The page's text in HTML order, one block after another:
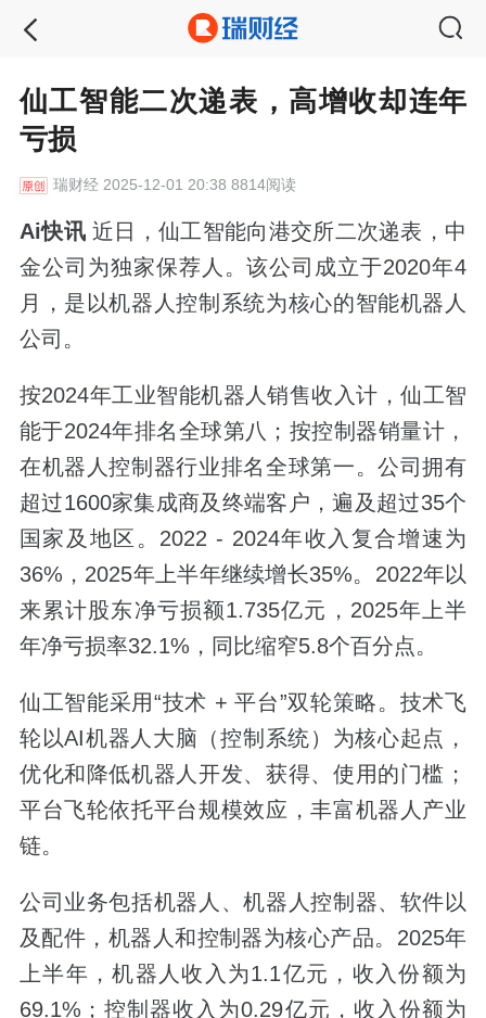
仙工智能二次递表，高增收却连年
亏损
瑞财经2025-12-01 20:38 8814阅读
Ai快讯近日，仙工智能向港交所二次递表，中
金公司为独家保荐人。该公司成立于2020年4
月，是以机器人控制系统为核心的智能机器人
公司。
按2024年工业智能机器人销售收入计，仙工智
能于2024年排名全球第八；按控制器销量计，
在机器人控制器行业排名全球第一。公司拥有
超过1600家集成商及终端客户，遍及超过35个
国家及地区。2022 - 2024年收入复合增速为
36%，2025年上半年继续增长35%。2022年以
来累计股东净亏损额1.735亿元，2025年上半
年净亏损率32.1%，同比缩窄5.8个百分点。
仙工智能采用“技术 + 平台”双轮策略。技术飞
轮以AI机器人大脑（控制系统）为核心起点，
优化和降低机器人开发、获得、使用的门槛；
平台飞轮依托平台规模效应，丰富机器人产业
链。
公司业务包括机器人、机器人控制器、软件以
及配件，机器人和控制器为核心产品。2025年
上半年，机器人收入为1.1亿元，收入份额为
69.1%；控制器收入为0.29亿元，收入份额为